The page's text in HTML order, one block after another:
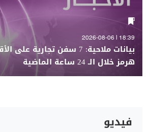
18:39 | 2026-08-06
بيانات ملاحية: 7 سفن
هرمز خلال الـ 24 ساعة الماضية
فيديو